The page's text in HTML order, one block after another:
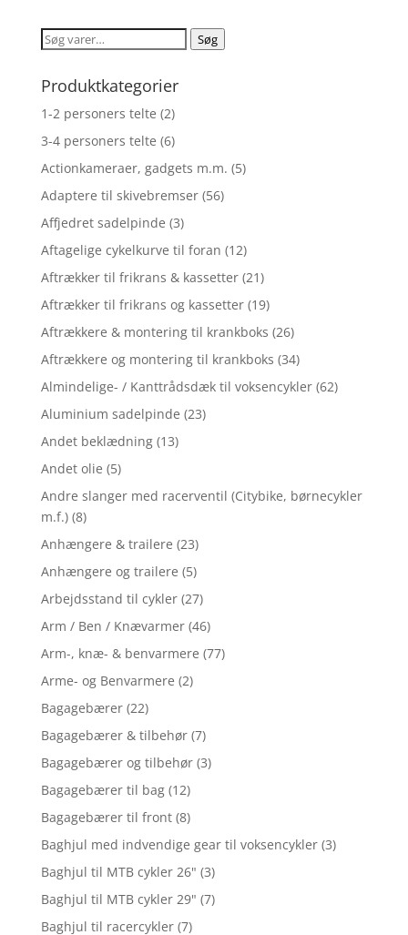
Søg
Søg
Produktkategorier
1-2 personers telte (2)
3-4 personers telte (6)
Actionkameraer, gadgets m.m. (5)
Adaptere til skivebremser (56)
Affjedret sadelpinde (3)
Aftagelige cykelkurve til foran (12)
Aftrækker til frikrans & kassetter (21)
Aftrækker til frikrans og kassetter (19)
Aftrækkere & montering til krankboks (26)
Aftrækkere og montering til krankboks (34)
Almindelige- / Kanttrådsdæk til voksencykler (62)
Aluminium sadelpinde (23)
Andet beklædning (13)
Andet olie (5)
Andre slanger med racerventil (Citybike, børnecykler
m.f.) (8)
Anhængere & trailere (23)
Anhængere og trailere (5)
Arbejdsstand til cykler (27)
Arm / Ben / Knævarmer (46)
Arm-, knæ- & benvarmere (77)
Arme- og Benvarmere (2)
Bagagebærer (22)
Bagagebærer & tilbehør (7)
Bagagebærer og tilbehør (3)
Bagagebærer til bag (12)
Bagagebærer til front (8)
Baghjul med indvendige gear til voksencykler (3)
Baghjul til MTB cykler 26" (3)
Baghjul til MTB cykler 29" (7)
Baghjul til racercykler (7)